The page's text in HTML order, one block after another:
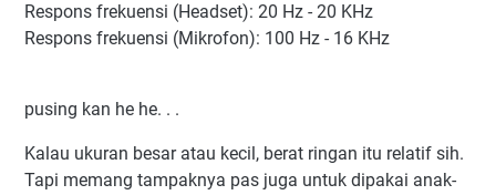
Respons frekuensi (Headset): 20 Hz - 20 KHz
Respons frekuensi (Mikrofon): 100 Hz - 16 KHz
pusing kan he he. . .
Kalau ukuran besar atau kecil, berat ringan itu relatif sih.
Tapi memang tampaknya pas juga untuk dipakai anak-